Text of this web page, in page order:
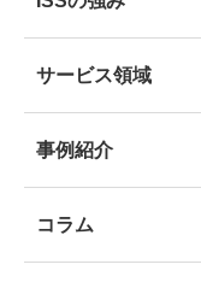
サービス領域
事例紹介
コラム